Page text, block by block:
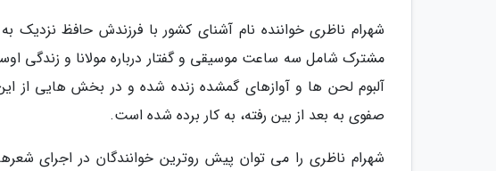
شهرام ناظری خواننده نام آشنای کشور با فرزندش حافظ نزدیک
مشترک شامل سه ساعت موسیقی و گفتار درباره مولانا و زندگی
آلبوم لحن ها و آوازهای گمشده زنده شده و در بخش هایی از
صفوی به بعد از بین رفته، به کار برده شده است.
شهرام ناظری را می توان پیش روترین خوانندگان در اجرای